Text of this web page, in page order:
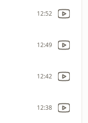
12:52
12:49
12:42
12:38